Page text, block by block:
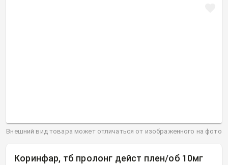
Коринфар, тб пролонг дейст плен/об 10мг
Внешний вид товара может отличаться от изображенного на фото